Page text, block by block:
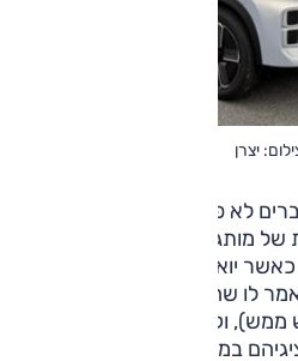
יצרן
לא פעם על עולם השמות
מותגי הרכב בסין וגם קבוצת
יואל פלרמן ביקר באותו
בחודש אפריל 2025 נאמר לו שהמותג החדש
וקיומו לא היה ידוע אף